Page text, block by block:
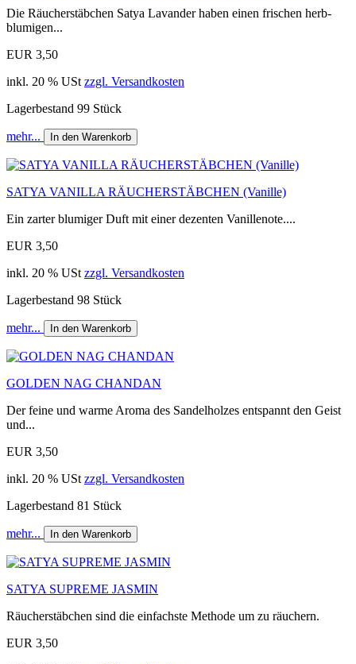
Die Räucherstäbchen Satya Lavander haben einen frischen herb-
blumigen...
EUR 3,50
inkl. 20 % USt zzgl. Versandkosten
Lagerbestand 99 Stück
mehr... In den Warenkorb
SATYA VANILLA RÄUCHERSTÄBCHEN (Vanille)
Ein zarter blumiger Duft mit einer dezenten Vanillenote....
EUR 3,50
inkl. 20 % USt zzgl. Versandkosten
Lagerbestand 98 Stück
mehr... In den Warenkorb
GOLDEN NAG CHANDAN
Der feine und warme Aroma des Sandelholzes entspannt den Geist
und...
EUR 3,50
inkl. 20 % USt zzgl. Versandkosten
Lagerbestand 81 Stück
mehr... In den Warenkorb
SATYA SUPREME JASMIN
Räucherstäbchen sind die einfachste Methode um zu räuchern.
EUR 3,50